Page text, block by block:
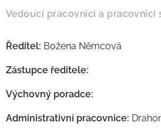
Vedoucí pracovníci a pracovníci
Ředitel: Božena Němcová
Zástupce ředitele:
Výchovný poradce:
Administrativní pracovnice: